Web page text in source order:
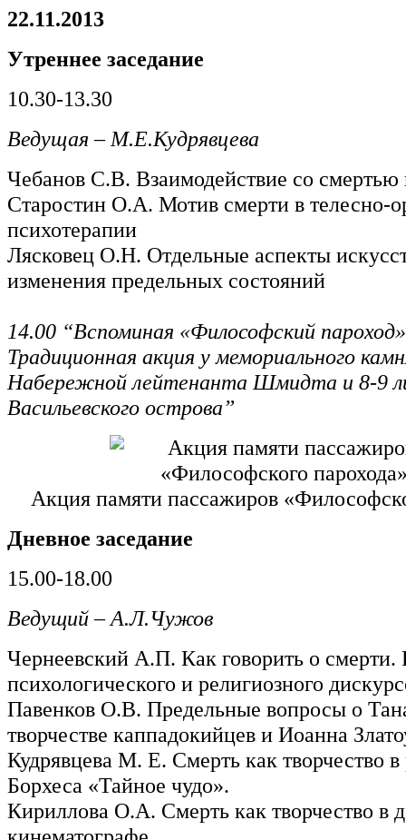
22.11.2013
Утреннее заседание
10.30-13.30
Ведущая – М.Е.Кудрявцева
Чебанов С.В. Взаимодействие со смертью
Старостин О.А. Мотив смерти в телесно-
психотерапии
Лясковец О.Н. Отдельные аспекты
изменения предельных состояний
14.00 “Вспоминая «Философский
Традиционная акция у мемориального
Набережной лейтенанта Шмидта и 8-9
Васильевского острова”
Акция памяти пассажиров
Дневное заседание
15.00-18.00
Ведущий – А.Л.Чужов
Чернеевский А.П. Как говорить о смерти.
психологического и религиозного
Павенков О.В. Предельные вопросы о
творчестве каппадокийцев и Иоанна
Кудрявцева М. Е. Смерть как творчество
Борхеса «Тайное чудо».
Кириллова О.А. Смерть как творчество в